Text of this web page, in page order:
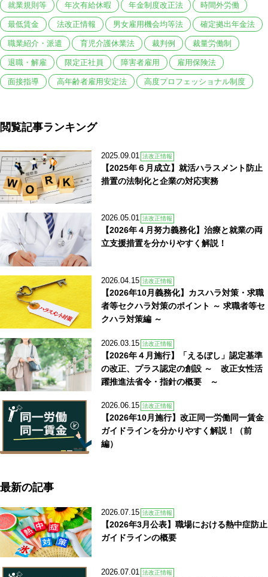
就業規則等 年次有給休暇 年金制度改正法 時間外労働
最低賃金 法改正情報 男女雇用機会均等法 確定拠出年金法
職業紹介・派遣 育児介護休業法 裁判例 裁量労働制
退職・解雇 限定正社員 障害者雇用 雇用保険法
面接指導 高年齢者雇用安定法 高度プロフェッショナル制度
閲覧記事ランキング
2025.09.01 法改正情報
【2025年６月成立】就活ハラスメント防止
措置の法制化と企業の対応実務
2026.05.01 法改正情報
【2026年４月努力義務化】治療と就業の両
立支援措置を分かりやすく解説！
2026.04.15 法改正情報
【2026年10月義務化】カスハラ対策・求職
者等セクハラ対策のポイント ～ 求職者等セ
クハラ対策編 ～
2026.03.15 法改正情報
【2026年４月施行】「えるぼし」認定基準
の改正、プラス認定の創設 ～ 改正女性活
躍推進法省令・指針の概要 ～
2026.06.15 法改正情報
【2026年10月施行】改正同一労働同一賃金
ガイドラインを分かりやすく解説！（前
編）
最新の記事
2026.07.15 法改正情報
【2026年3月公表】職場における熱中症防止
ガイドラインの概要
2026.07.01 法改正情報